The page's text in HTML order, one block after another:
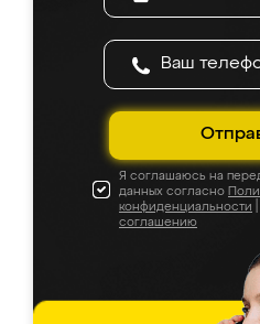
Я соглашаюсь на
данных согласно
конфиденциальности
соглашению